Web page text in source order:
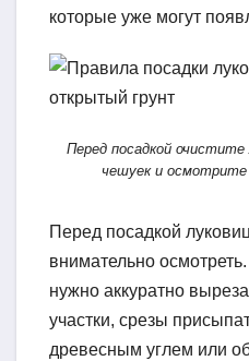
которые уже могут
Перед посадкой
чешуек и осмотрите
Перед посадкой
внимательно
нужно аккуратно
участки, срезы
древесным углем или